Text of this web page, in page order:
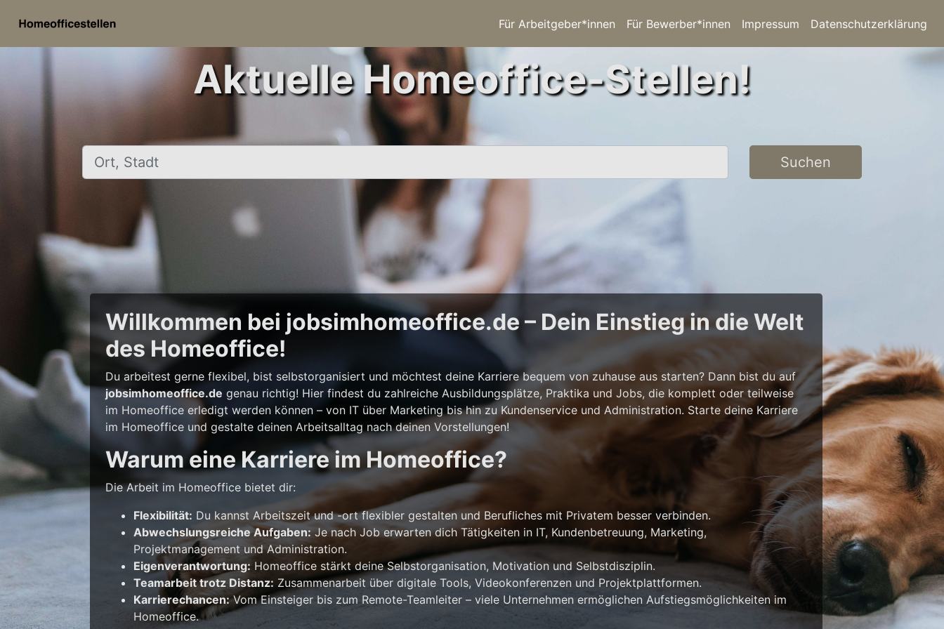
Für Arbeitgeber*innen Für Bewerber*innen Impressum Datenschutzerklärung
Aktuelle Homeoffice-Stellen!
Ort, Stadt Suchen
Willkommen bei jobsimhomeoffice.de – Dein Einstieg in die Welt
des Homeoffice!
Du arbeitest gerne flexibel, bist selbstorganisiert und möchtest deine Karriere bequem von zuhause aus starten? Dann bist du auf
jobsimhomeoffice.de genau richtig! Hier findest du zahlreiche Ausbildungsplätze, Praktika und Jobs, die komplett oder teilweise
im Homeoffice erledigt werden können – von IT über Marketing bis hin zu Kundenservice und Administration. Starte deine Karriere
im Homeoffice und gestalte deinen Arbeitsalltag nach deinen Vorstellungen!
Warum eine Karriere im Homeoffice?
Die Arbeit im Homeoffice bietet dir:
Flexibilität: Du kannst Arbeitszeit und -ort flexibler gestalten und Berufliches mit Privatem besser verbinden.
Abwechslungsreiche Aufgaben:Je nach Job erwarten dich Tätigkeiten in IT, Kundenbetreuung, Marketing,
Projektmanagement und Administration.
Eigenverantwortung:Homeoffice stärkt deine Selbstorganisation, Motivation und Selbstdisziplin.
Teamarbeit trotz Distanz: Zusammenarbeit über digitale Tools, Videokonferenzen und Projektplattformen.
Karrierechancen:Vom Einsteiger bis zum Remote-Teamleiter – viele Unternehmen ermöglichen Aufstiegsmöglichkeiten im
Homeoffice.